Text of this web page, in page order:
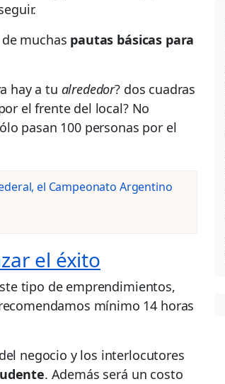
muchas pautas básicas para
hay a tu alrededor? dos cuadras
el frente del local? No
pasan 100 personas por el
el Campeonato Argentino
el éxito
tipo de emprendimientos,
mínimo 14 horas
negocio y los interlocutores
. Además será un costo